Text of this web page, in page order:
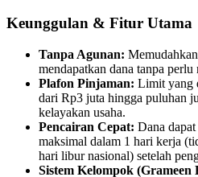
Keunggulan & Fitur Utama
Tanpa Agunan:
mendapatkan dana tanpa
Plafon Pinjaman: Limit yang
dari Rp3 juta hingga puluhan
kelayakan usaha.
Pencairan Cepat: Dana
maksimal dalam 1 hari kerja
hari libur nasional) setelah
Sistem Kelompok (Grameen